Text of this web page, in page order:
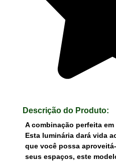
Descrição do Produto:
A combinação perfeita
Esta luminária dará vida
que você possa
seus espaços, este